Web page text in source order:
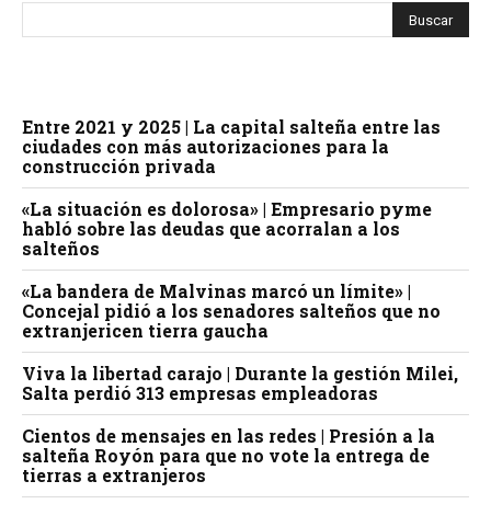
Entre 2021 y 2025 | La capital salteña entre las
ciudades con más autorizaciones para la
construcción privada
«La situación es dolorosa» | Empresario pyme
habló sobre las deudas que acorralan a los
salteños
«La bandera de Malvinas marcó un límite» |
Concejal pidió a los senadores salteños que no
extranjericen tierra gaucha
Viva la libertad carajo | Durante la gestión Milei,
Salta perdió 313 empresas empleadoras
Cientos de mensajes en las redes | Presión a la
salteña Royón para que no vote la entrega de
tierras a extranjeros